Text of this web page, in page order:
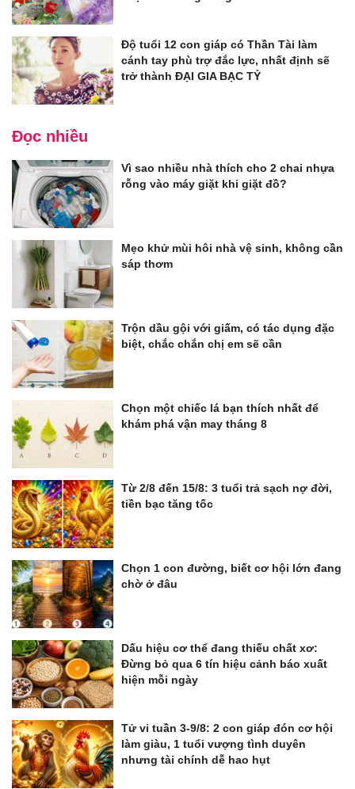
Độ tuổi 12 con giáp có Thần Tài làm
cánh tay phù trợ đắc lực, nhất định sẽ
trở thành ĐẠI GIA BẠC TỶ
Đọc nhiều
Vì sao nhiều nhà thích cho 2 chai nhựa
rỗng vào máy giặt khi giặt đồ?
Mẹo khử mùi hôi nhà vệ sinh, không cần
sáp thơm
Trộn dầu gội với giấm, có tác dụng đặc
biệt, chắc chắn chị em sẽ cần
Chọn một chiếc lá bạn thích nhất để
khám phá vận may tháng 8
Từ 2/8 đến 15/8: 3 tuổi trả sạch nợ đời,
tiền bạc tăng tốc
Chọn 1 con đường, biết cơ hội lớn đang
chờ ở đâu
Dấu hiệu cơ thể đang thiếu chất xơ:
Đừng bỏ qua 6 tín hiệu cảnh báo xuất
hiện mỗi ngày
Tử vi tuần 3-9/8: 2 con giáp đón cơ hội
làm giàu, 1 tuổi vượng tình duyên
nhưng tài chính dễ hao hụt